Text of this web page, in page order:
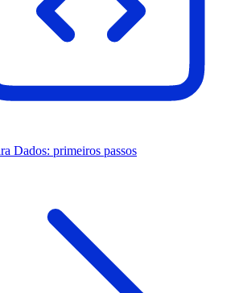
Dados: primeiros passos